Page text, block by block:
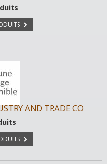
AND TRADE CO